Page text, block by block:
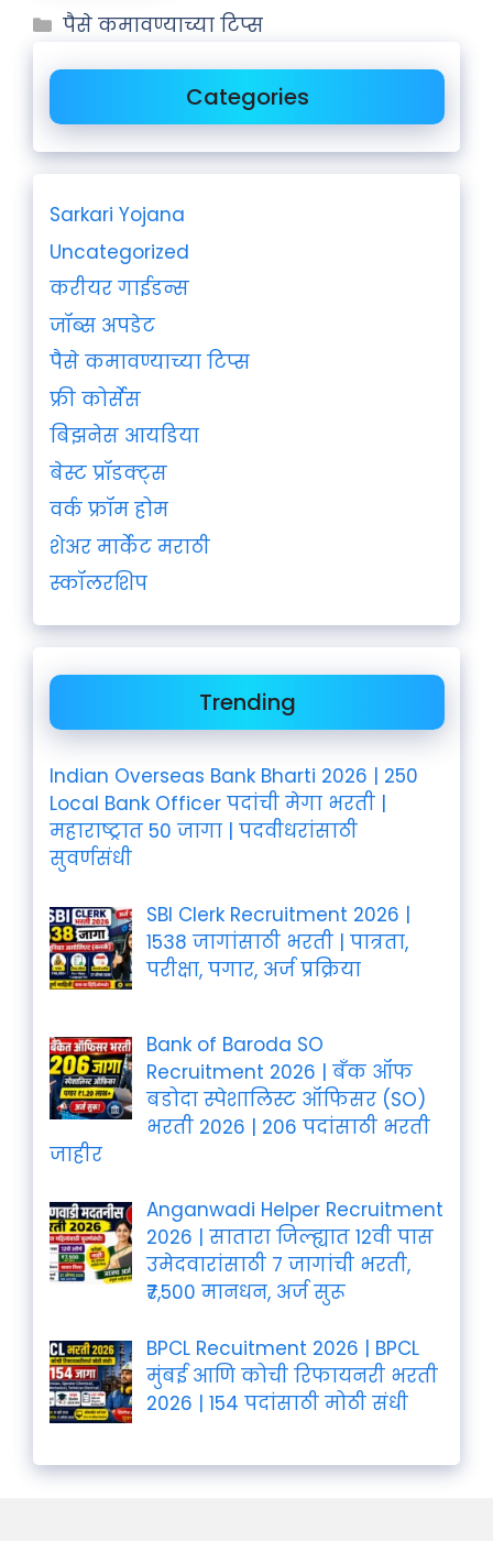
पैसे कमावण्याच्या टिप्स
Categories
Sarkari Yojana
Uncategorized
करीयर गाईडन्स
जॉब्स अपडेट
पैसे कमावण्याच्या टिप्स
फ्री कोर्सेस
बिझनेस आयडिया
बेस्ट प्रॉडक्ट्स
वर्क फ्रॉम होम
शेअर मार्केट मराठी
स्कॉलरशिप
Trending
Indian Overseas Bank Bharti 2026 | 250
Local Bank Officer पदांची मेगा भरती |
महाराष्ट्रात 50 जागा | पदवीधरांसाठी
सुवर्णसंधी
SBI Clerk Recruitment 2026 |
1538 जागांसाठी भरती | पात्रता,
परीक्षा, पगार, अर्ज प्रक्रिया
Bank of Baroda SO
Recruitment 2026 | बँक ऑफ
बडोदा स्पेशालिस्ट ऑफिसर (SO)
भरती 2026 | 206 पदांसाठी भरती
जाहीर
Anganwadi Helper Recruitment
2026 | सातारा जिल्ह्यात 12वी पास
उमेदवारांसाठी 7 जागांची भरती,
₹7,500 मानधन, अर्ज सुरू
BPCL Recuitment 2026 | BPCL
मुंबई आणि कोची रिफायनरी भरती
2026 | 154 पदांसाठी मोठी संधी